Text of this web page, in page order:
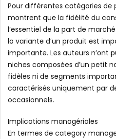
Pour différentes catégories de
montrent que la fidélité du
l’essentiel de la part de
la variante d’un produit est
importante. Les auteurs n’ont
niches composées d’un petit
fidèles ni de segments
caractérisés uniquement par
occasionnels.
Implications managériales
En termes de category